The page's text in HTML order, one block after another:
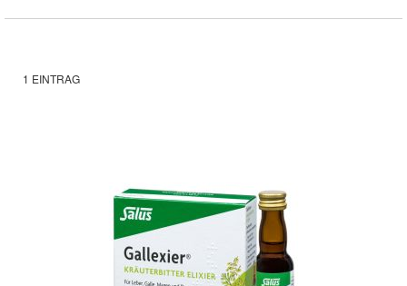
1 EINTRAG